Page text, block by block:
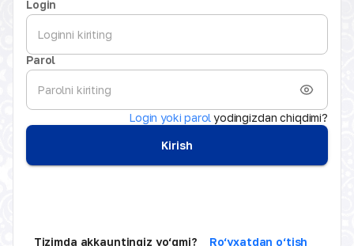
Login
Parol
Login yoki parolyodingizdan chiqdimi?
Kirish
Tizimda akkauntingiz yo‘qmi? Ro‘yxatdan o‘tish